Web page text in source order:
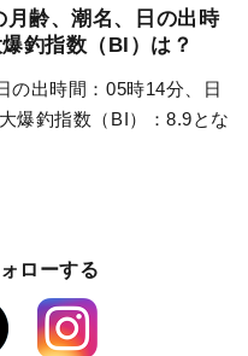
月齢、潮名、日の出時
釣指数（BI）は？
の出時間：05時14分、日
爆釣指数（BI）：8.9とな
ローする